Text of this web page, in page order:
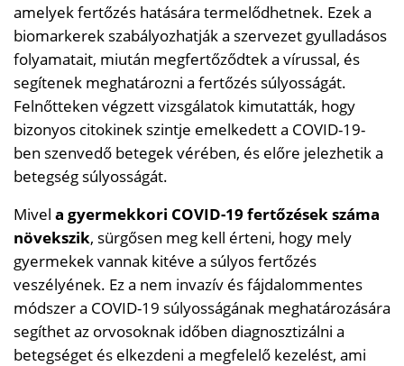
amelyek fertőzés hatására termelődhetnek. Ezek a
biomarkerek szabályozhatják a szervezet gyulladásos
folyamatait, miután megfertőződtek a vírussal, és
segítenek meghatározni a fertőzés súlyosságát.
Felnőtteken végzett vizsgálatok kimutatták, hogy
bizonyos citokinek szintje emelkedett a COVID-19-
ben szenvedő betegek vérében, és előre jelezhetik a
betegség súlyosságát.
Mivel a gyermekkori COVID-19 fertőzések száma
növekszik, sürgősen meg kell érteni, hogy mely
gyermekek vannak kitéve a súlyos fertőzés
veszélyének. Ez a nem invazív és fájdalommentes
módszer a COVID-19 súlyosságának meghatározására
segíthet az orvosoknak időben diagnosztizálni a
betegséget és elkezdeni a megfelelő kezelést, ami